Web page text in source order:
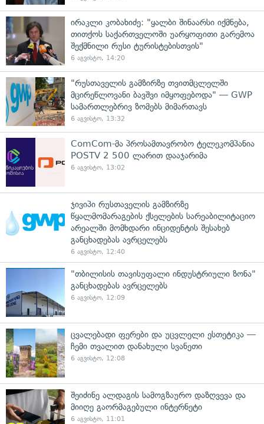
ირაკლი კობახიძე: "ყალბი შინაარსი იქმნება,
თითქოს საქართველოში უარყოფითი გარემოა
შექმნილი რუსი ტურისტებისთვის"
6 აგვისტო, 14:20
"რუსთაველის გამზირზე თვითმცლელში
მცირეწლოვანი ბავშვი იმყოფებოდა" — GWP
სამართლებრივ ზომებს მიმართავს
6 აგვისტო, 13:32
ComCom-მა პროსამთავრობო ტელეკომპანია
POSTV 2 500 ლარით დააჯარიმა
6 აგვისტო, 13:02
ჯივიპი რუსთაველის გამზირზე
წყალმომარაგების ქსელების სარეაბილიტაციო
არეალში მომხდარი ინციდენტის შესახებ
განცხადებას ავრცელებს
6 აგვისტო, 12:40
"თბილისის თავისუფალი ინდუსტრიული ზონა"
განცხადებას ავრცელებს
6 აგვისტო, 12:09
ცვალებადი ფერები და უცვლელი ესთეტიკა —
ჩემი თვალით დანახული სვანეთი
6 აგვისტო, 12:08
შეიძინე ალდაგის სამოგზაურო დაზღვევა და
მიიღე გაორმაგებული ინტერნეტი
6 აგვისტო, 11:01